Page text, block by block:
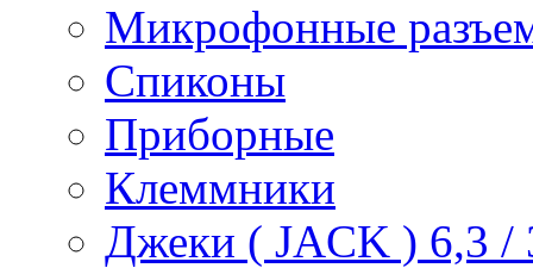
Микрофонные
Спиконы
Приборные
Клеммники
Джеки ( JACK ) 6,3 /